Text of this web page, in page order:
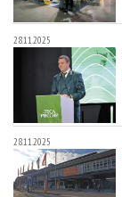
28.11.2025
28.11.2025